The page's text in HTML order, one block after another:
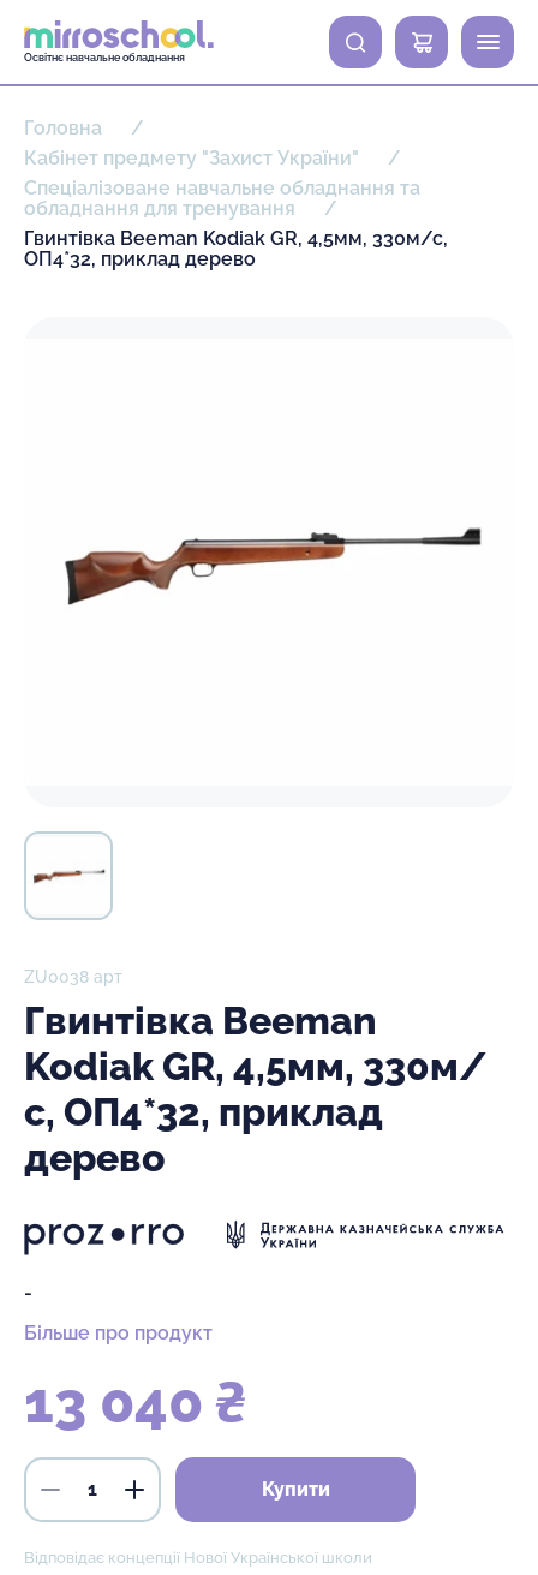
Освітнє навчальне обладнання
0
Головна
Кабінет предмету "Захист України"
Спеціалізоване навчальне обладнання та
обладнання для тренування
Гвинтівка Beeman Kodiak GR, 4,5мм, 330м/с,
ОП4*32, приклад дерево
ZU0038 арт
Гвинтівка Beeman
Kodiak GR, 4,5мм, 330м/
с, ОП4*32, приклад
дерево
-
Більше про продукт
13 040 ₴
Купити
Відповідає концепції Нової Української школи